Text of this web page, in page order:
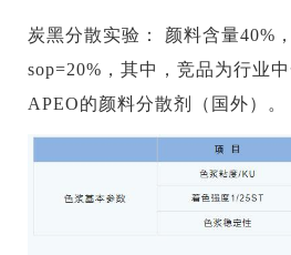
炭黑分散实验： 颜料含量40%
sop=20%，其中，竞品为行业
APEO的颜料分散剂（国外）。